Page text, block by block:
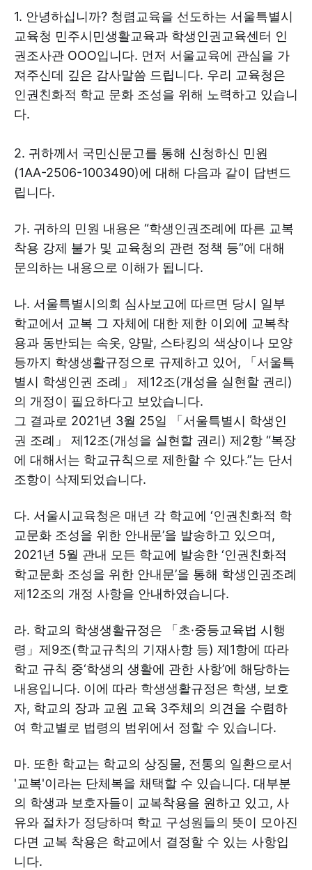
1. 안녕하십니까? 청렴교육을 선도하는 서울특별시
교육청 민주시민생활교육과 학생인권교육센터 인
권조사관 OOO입니다. 먼저 서울교육에 관심을 가
져주신데 깊은 감사말씀 드립니다. 우리 교육청은
인권친화적 학교 문화 조성을 위해 노력하고 있습니
다.
2. 귀하께서 국민신문고를 통해 신청하신 민원
(1AA-2506-1003490)에 대해 다음과 같이 답변드
립니다.
가. 귀하의 민원 내용은 “학생인권조례에 따른 교복
착용 강제 불가 및 교육청의 관련 정책 등”에 대해
문의하는 내용으로 이해가 됩니다.
나. 서울특별시의회 심사보고에 따르면 당시 일부
학교에서 교복 그 자체에 대한 제한 이외에 교복착
용과 동반되는 속옷, 양말, 스타킹의 색상이나 모양
등까지 학생생활규정으로 규제하고 있어, 「서울특
별시 학생인권 조례」 제12조(개성을 실현할 권리)
의 개정이 필요하다고 보았습니다.
그 결과로 2021년 3월 25일 「서울특별시 학생인
권 조례」 제12조(개성을 실현할 권리) 제2항 “복장
에 대해서는 학교규칙으로 제한할 수 있다.”는 단서
조항이 삭제되었습니다.
다. 서울시교육청은 매년 각 학교에 ‘인권친화적 학
교문화 조성을 위한 안내문’을 발송하고 있으며,
2021년 5월 관내 모든 학교에 발송한 ‘인권친화적
학교문화 조성을 위한 안내문’을 통해 학생인권조례
제12조의 개정 사항을 안내하였습니다.
라. 학교의 학생생활규정은 「초·중등교육법 시행
령」제9조(학교규칙의 기재사항 등) 제1항에 따라
학교 규칙 중‘학생의 생활에 관한 사항’에 해당하는
내용입니다. 이에 따라 학생생활규정은 학생, 보호
자, 학교의 장과 교원 교육 3주체의 의견을 수렴하
여 학교별로 법령의 범위에서 정할 수 있습니다.
마. 또한 학교는 학교의 상징물, 전통의 일환으로서
'교복'이라는 단체복을 채택할 수 있습니다. 대부분
의 학생과 보호자들이 교복착용을 원하고 있고, 사
유와 절차가 정당하며 학교 구성원들의 뜻이 모아진
다면 교복 착용은 학교에서 결정할 수 있는 사항입
니다.